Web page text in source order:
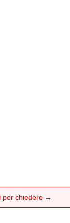
per chiedere →